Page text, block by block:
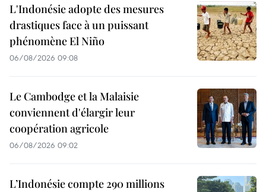
L'Indonésie adopte des mesures
drastiques face à un puissant
phénomène El Niño
06/08/2026 09:08
Le Cambodge et la Malaisie
conviennent d'élargir leur
coopération agricole
06/08/2026 09:02
L’Indonésie compte 290 millions